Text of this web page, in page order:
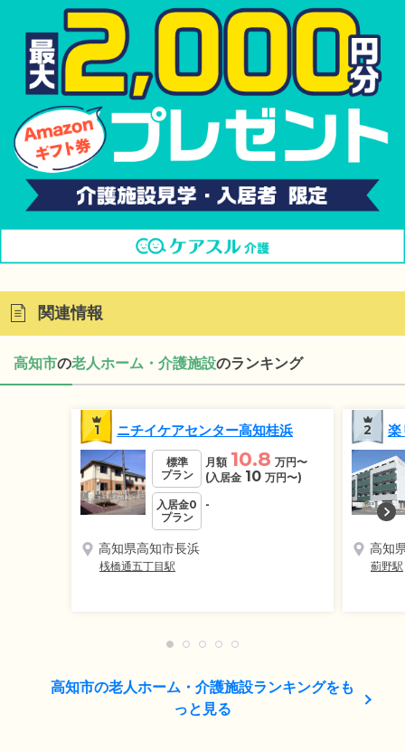
関連情報
高知市の老人ホーム・介護施設のランキング
1 ニチイケアセンター高知桂浜
標準
プラン
月額 10.8 万円〜
(入居金 10 万円〜)
入居金0
プラン
-
高知県高知市長浜
桟橋通五丁目駅
2 楽
高知
薊野駅
高知市の老人ホーム・介護施設ランキングをも
っと見る